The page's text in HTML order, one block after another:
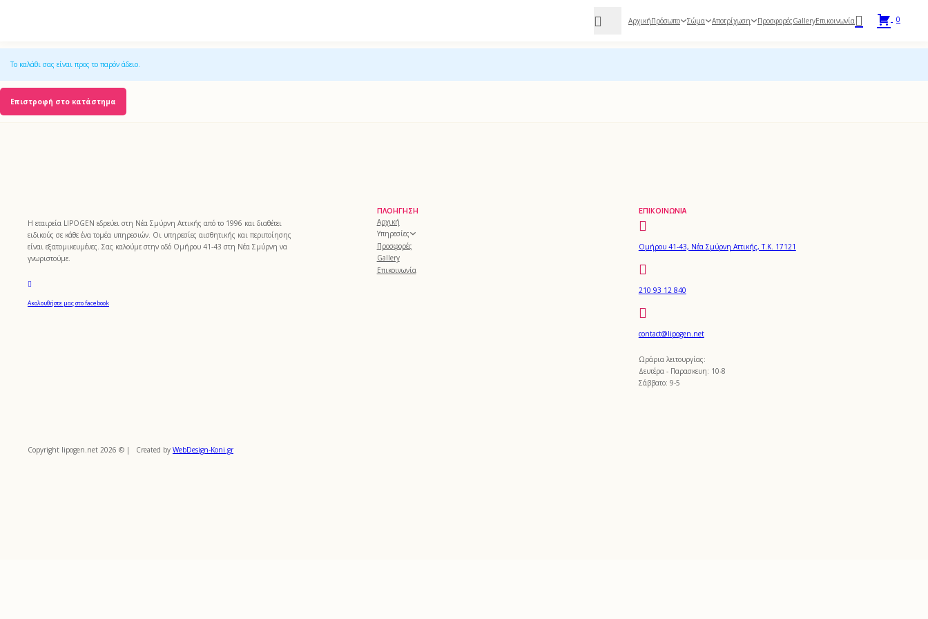
ΑρχικήΠρόσωπο Σώμα Αποτρίχωση ΠροσφορέςGalleryΕπικοινωνία 0
Το καλάθι σας είναι προς το παρόν άδειο.
Επιστροφή στο κατάστημα
Η εταιρεία LIPOGEN εδρεύει στη Νέα Σμύρνη Αττικής από το 1996 και διαθέτει
ειδικούς σε κάθε ένα τομέα υπηρεσιών. Οι υπηρεσίες αισθητικής και περιποίησης
είναι εξατομικευμένες. Σας καλούμε στην οδό Ομήρου 41-43 στη Νέα Σμύρνη να
γνωριστούμε.
Ακολουθήστε μας στο facebook
ΠΛΟΉΓΗΣΗ
Αρχική
Υπηρεσίες
Προσφορές
Gallery
Επικοινωνία
ΕΠΙΚΟΙΝΩΝΊΑ
Ομήρου 41-43, Νέα Σμύρνη Αττικής, Τ.Κ. 17121
210 93 12 840
contact@lipogen.net
Ωράρια λειτουργίας:
Δευτέρα - Παρασκευη: 10-8
Σάββατο: 9-5
Copyright lipogen.net 2026 © | Created by WebDesign-Koni.gr